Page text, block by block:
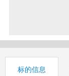
标的信息